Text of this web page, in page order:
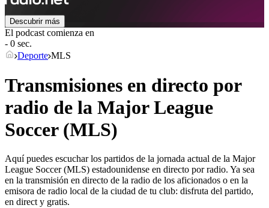
Descubrir más
El podcast comienza en
- 0 sec.
Deporte MLS
Transmisiones en directo por
radio de la Major League
Soccer (MLS)
Aquí puedes escuchar los partidos de la jornada actual de la Major
League Soccer (MLS) estadounidense en directo por radio. Ya sea
en la transmisión en directo de la radio de los aficionados o en la
emisora de radio local de la ciudad de tu club: disfruta del partido,
en direct y gratis.